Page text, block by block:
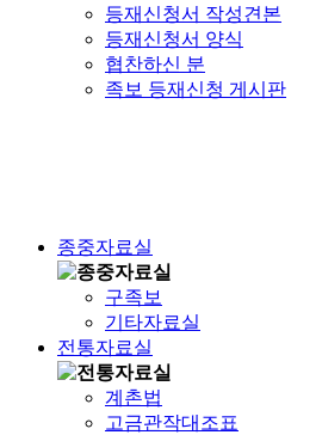
등재신청서 작성견본
등재신청서 양식
협찬하신 분
족보 등재신청 게시판
종중자료실
구족보
기타자료실
전통자료실
계촌법
고금관작대조표